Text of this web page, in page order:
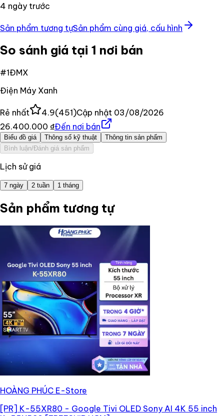
4 ngày trước
Sản phẩm tương tựSản phẩm cùng giá, cấu hình
So sánh giá tại 1 nơi bán
#1ĐMX
Điện Máy Xanh
Rẻ nhất 4.9(451)Cập nhật 03/08/2026
26.400.000 ₫Đến nơi bán
Biểu đồ giá Thông số kỹ thuật
Thông tin sản phẩm
Bình luận/Đánh giá sản phẩm
Lịch sử giá
7 ngày 2 tuần 1 tháng
Sản phẩm tương tự
HOÀNG PHÚC E-Store
[PR] K-55XR80 - Google Tivi OLED Sony AI 4K 55 inch